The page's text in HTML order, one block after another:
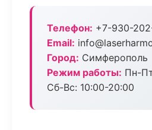
Телефон: +7-930-
Email:
Город: Симферополь
Режим работы: Пн-
Сб-Вс: 10:00-20:00